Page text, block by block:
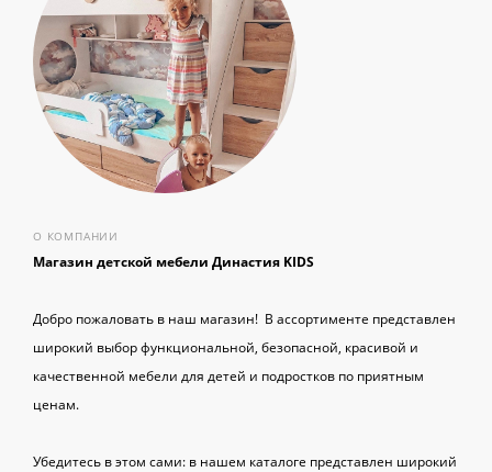
О КОМПАНИИ
Магазин детской мебели Династия KIDS
Добро пожаловать в наш магазин! В ассортименте представлен
широкий выбор функциональной, безопасной, красивой и
качественной мебели для детей и подростков по приятным
ценам.
Убедитесь в этом сами: в нашем каталоге представлен широкий